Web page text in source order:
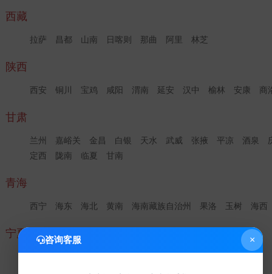
西藏
拉萨 昌都 山南 日喀则 那曲 阿里 林芝
陕西
西安 铜川 宝鸡 咸阳 渭南 延安 汉中 榆林 安康 商
甘肃
兰州 嘉峪关 金昌 白银 天水 武威 张掖 平凉 酒泉
定西
陇南 临夏 甘南
青海
西宁 海东 海北 黄南 海南藏族自治州 果洛 玉树 海西
宁夏 咨询客服 ×